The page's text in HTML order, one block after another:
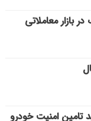
بازار معاملاتی
امنیت خودرو